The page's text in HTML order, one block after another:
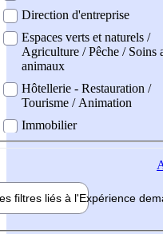
Direction d'entreprise
Espaces verts et naturels /
Agriculture / Pêche / Soins
animaux
Hôtellerie - Restauration /
Tourisme / Animation
Immobilier
filtres liés à l'Expérience